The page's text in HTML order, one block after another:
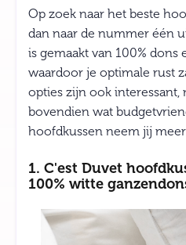
Op zoek naar het beste
dan naar de nummer één
is gemaakt van 100% dons
waardoor je optimale rust
opties zijn ook interessant,
bovendien wat
hoofdkussen neem jij
1. C'est Duvet
100% witte